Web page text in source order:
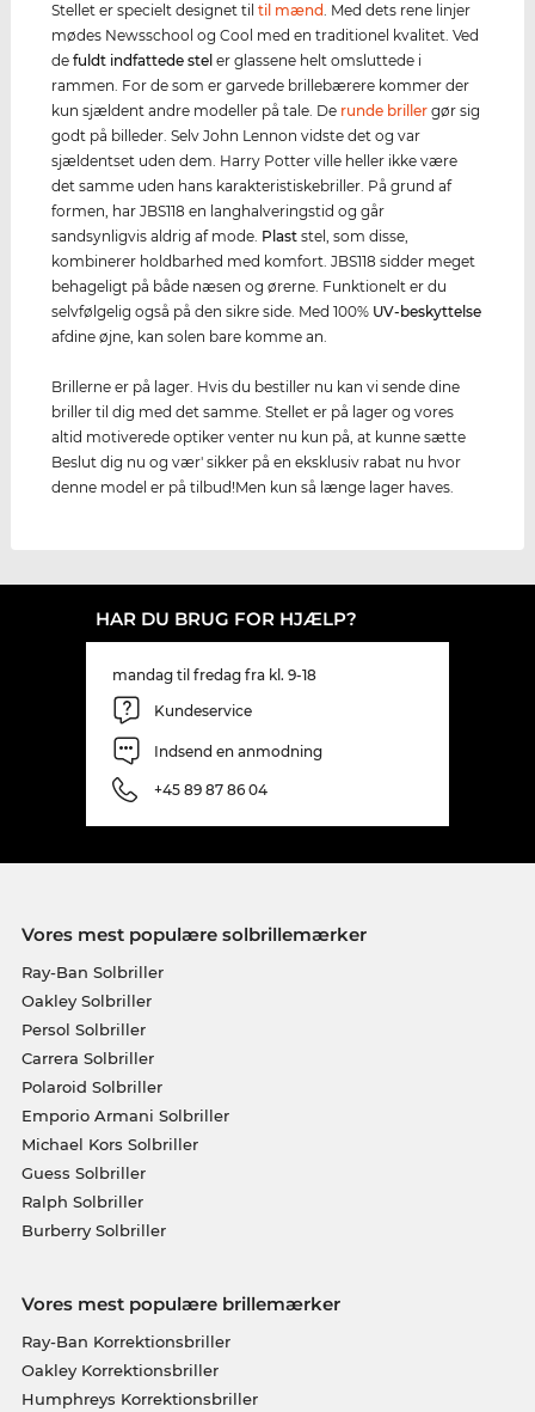
Stellet er specielt designet tiltil mænd. Med dets rene linjer
mødes Newsschool og Cool med en traditionel kvalitet. Ved
defuldt indfattede stel er glassene helt omsluttede i
rammen. For de som er garvede brillebærere kommer der
kun sjældent andre modeller på tale. De runde briller gør sig
godt på billeder. Selv John Lennon vidste det og var
sjældentset uden dem. Harry Potter ville heller ikke være
det samme uden hans karakteristiskebriller. På grund af
formen, har JBS118 en langhalveringstid og går
sandsynligvis aldrig af mode. Plast stel, som disse,
kombinerer holdbarhed med komfort. JBS118 sidder meget
behageligt på både næsen og ørerne. Funktionelt er du
selvfølgelig også på den sikre side. Med 100% UV-beskyttelse
afdine øjne, kan solen bare komme an.
Brillerne er på lager. Hvis du bestiller nu kan vi sende dine
briller til dig med det samme. Stellet er på lager og vores
altid motiverede optiker venter nu kun på, at kunne sætte
Beslut dig nu og vær' sikker på en eksklusiv rabat nu hvor
denne model er på tilbud!Men kun så længe lager haves.
HAR DU BRUG FOR HJÆLP?
mandag til fredag fra kl. 9-18
Kundeservice
Indsend en anmodning
+45 89 87 86 04
Vores mest populære solbrillemærker
Ray-Ban Solbriller
Oakley Solbriller
Persol Solbriller
Carrera Solbriller
Polaroid Solbriller
Emporio Armani Solbriller
Michael Kors Solbriller
Guess Solbriller
Ralph Solbriller
Burberry Solbriller
Vores mest populære brillemærker
Ray-Ban Korrektionsbriller
Oakley Korrektionsbriller
Humphreys Korrektionsbriller